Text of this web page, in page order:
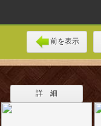
前を表示
詳 細